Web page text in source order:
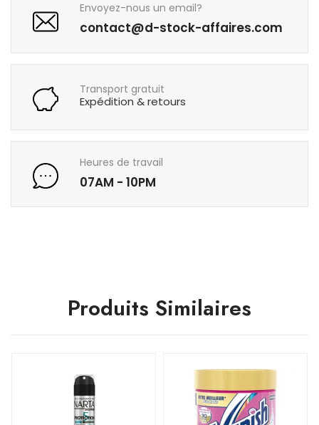
Envoyez-nous un email?
contact@d-stock-affaires.com
Transport gratuit
Expédition & retours
Heures de travail
07AM - 10PM
Produits Similaires